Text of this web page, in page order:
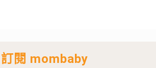
訂閱 mombaby